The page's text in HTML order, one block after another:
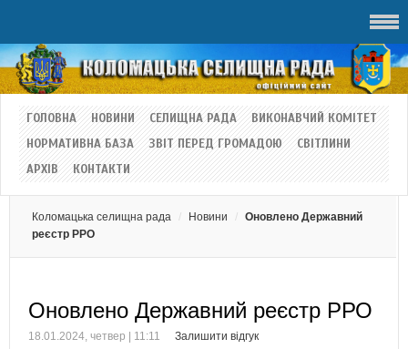
ГОЛОВНА НОВИНИ СЕЛИЩНА РАДА
ВИКОНАВЧИЙ КОМІТЕТ
НОРМАТИВНА БАЗА
ЗВІТ ПЕРЕД ГРОМАДОЮ
СВІТЛИНИ
АРХІВ
КОНТАКТИ
Коломацька селищна рада Новини
Оновлено Державний
реєстр РРО
Оновлено Державний реєстр РРО
18.01.2024, четвер | 11:11 Залишити відгук